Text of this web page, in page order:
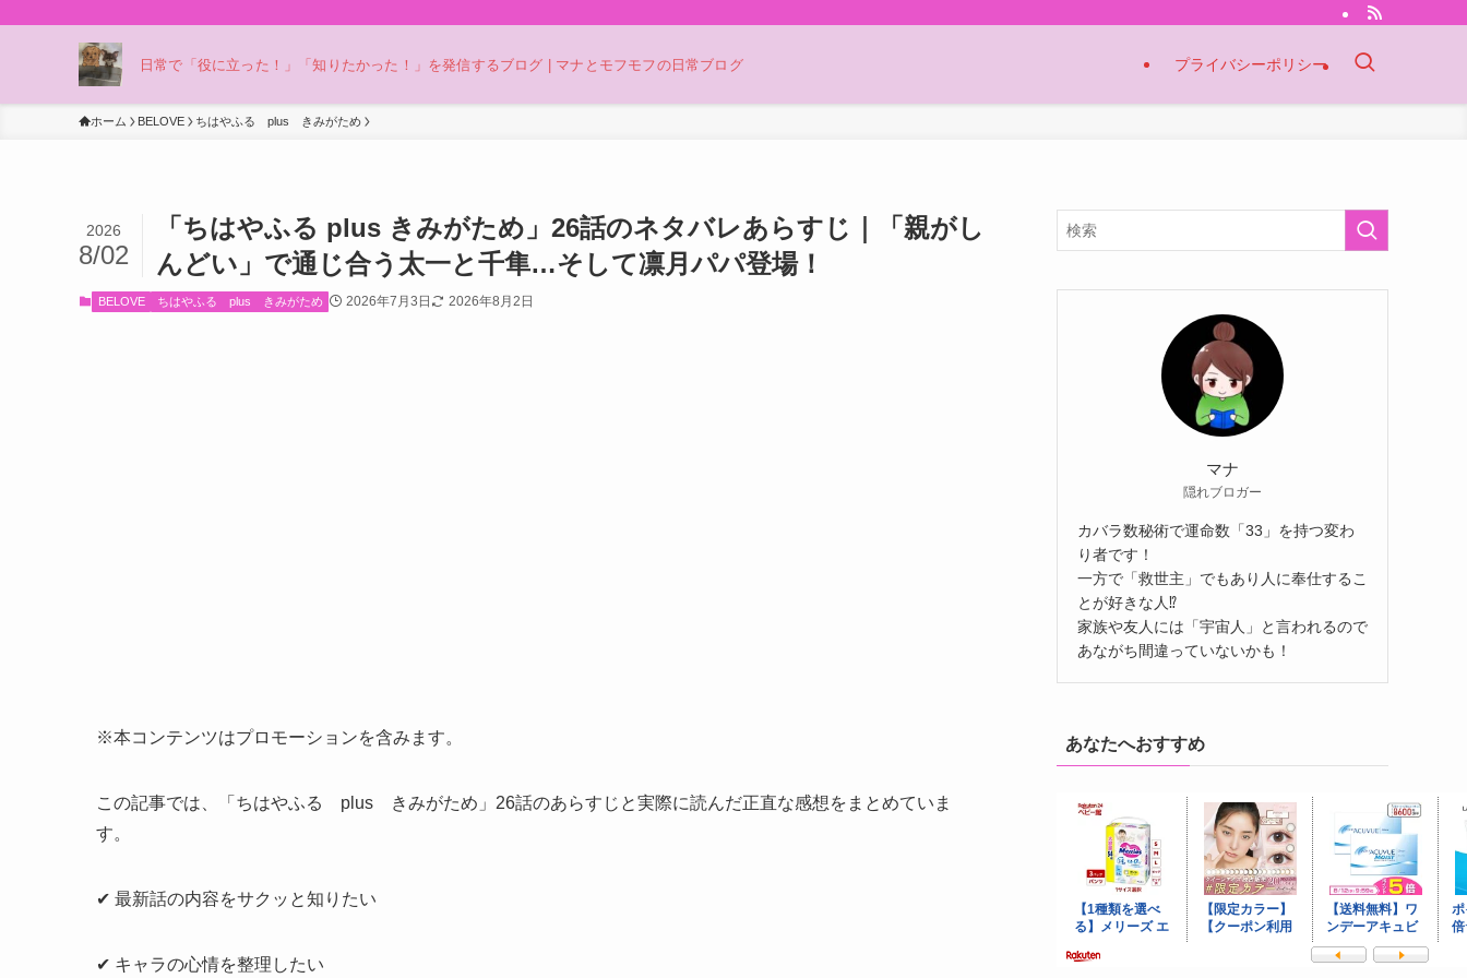
日常で「役に立った！」「知りたかった！」を発信するブログ | マナとモフモフの日常ブログ プライバシーポリシー
ホーム BELOVE ちはやふる plus きみがため
「ちはやふる plus きみがため」26話のネタバレあらすじ｜「親がし
んどい」で通じ合う太一と千隼…そして凛月パパ登場！
2026
8/02
BELOVE ちはやふる plus きみがため 2026年7月3日 2026年8月2日
※本コンテンツはプロモーションを含みます。
この記事では、「ちはやふる plus きみがため」26話のあらすじと実際に読んだ正直な感想をまとめていま
す。
✔ 最新話の内容をサクッと知りたい
✔ キャラの心情を整理したい
マナ
隠れブロガー
カバラ数秘術で運命数「33」を持つ変わ
り者です！
一方で「救世主」でもあり人に奉仕するこ
とが好きな人⁉
家族や友人には「宇宙人」と言われるので
あながち間違っていないかも！
あなたへおすすめ